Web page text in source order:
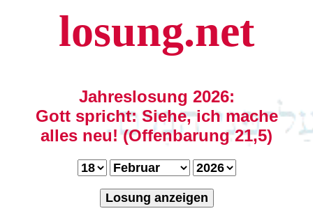
losung.net
Jahreslosung 2026:
Gott spricht: Siehe, ich mache
alles neu! (Offenbarung 21,5)
Losung anzeigen